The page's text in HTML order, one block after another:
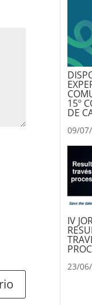
15º
DE
09/
IV
23/